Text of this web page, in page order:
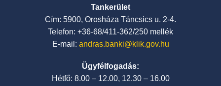
Tankerület
Cím: 5900, Orosháza Táncsics u. 2-4.
Telefon: +36-68/411-362/250 mellék
E-mail: andras.banki@klik.gov.hu
Ügyfélfogadás:
Hétfő: 8.00 – 12.00, 12.30 – 16.00